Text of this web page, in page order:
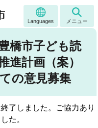
Languages メニュー
橋市子ども読
進計画（案）
の意見募集
了しました。ご協力あり
た。